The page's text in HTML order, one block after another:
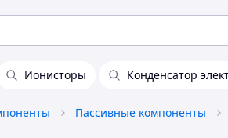
Ионисторы Конденсатор
Пассивные компоненты